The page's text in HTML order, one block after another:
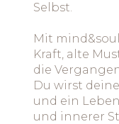
Selbst.
Mit
Kraft, alte
die
Du wirst
und ein
und innerer